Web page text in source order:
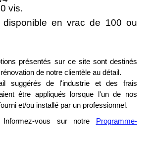
vis.
disponible en vrac de 100 ou
présentés sur ce site sont destinés
de notre clientèle au détail.
suggérés de l'industrie et des frais
être appliqués lorsque l'un de nos
et/ou installé par un professionnel.
Informez-vous sur notre
Programme-